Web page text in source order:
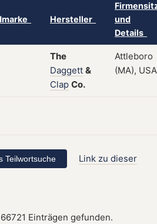
Hersteller
und
Details
The
Daggett &
Clap Co.
Attleboro
(MA), USA
Link zu dieser
Einträgen gefunden.